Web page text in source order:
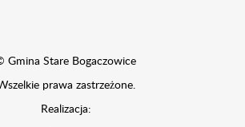
Gmina Stare Bogaczowice
prawa zastrzeżone.
Realizacja: